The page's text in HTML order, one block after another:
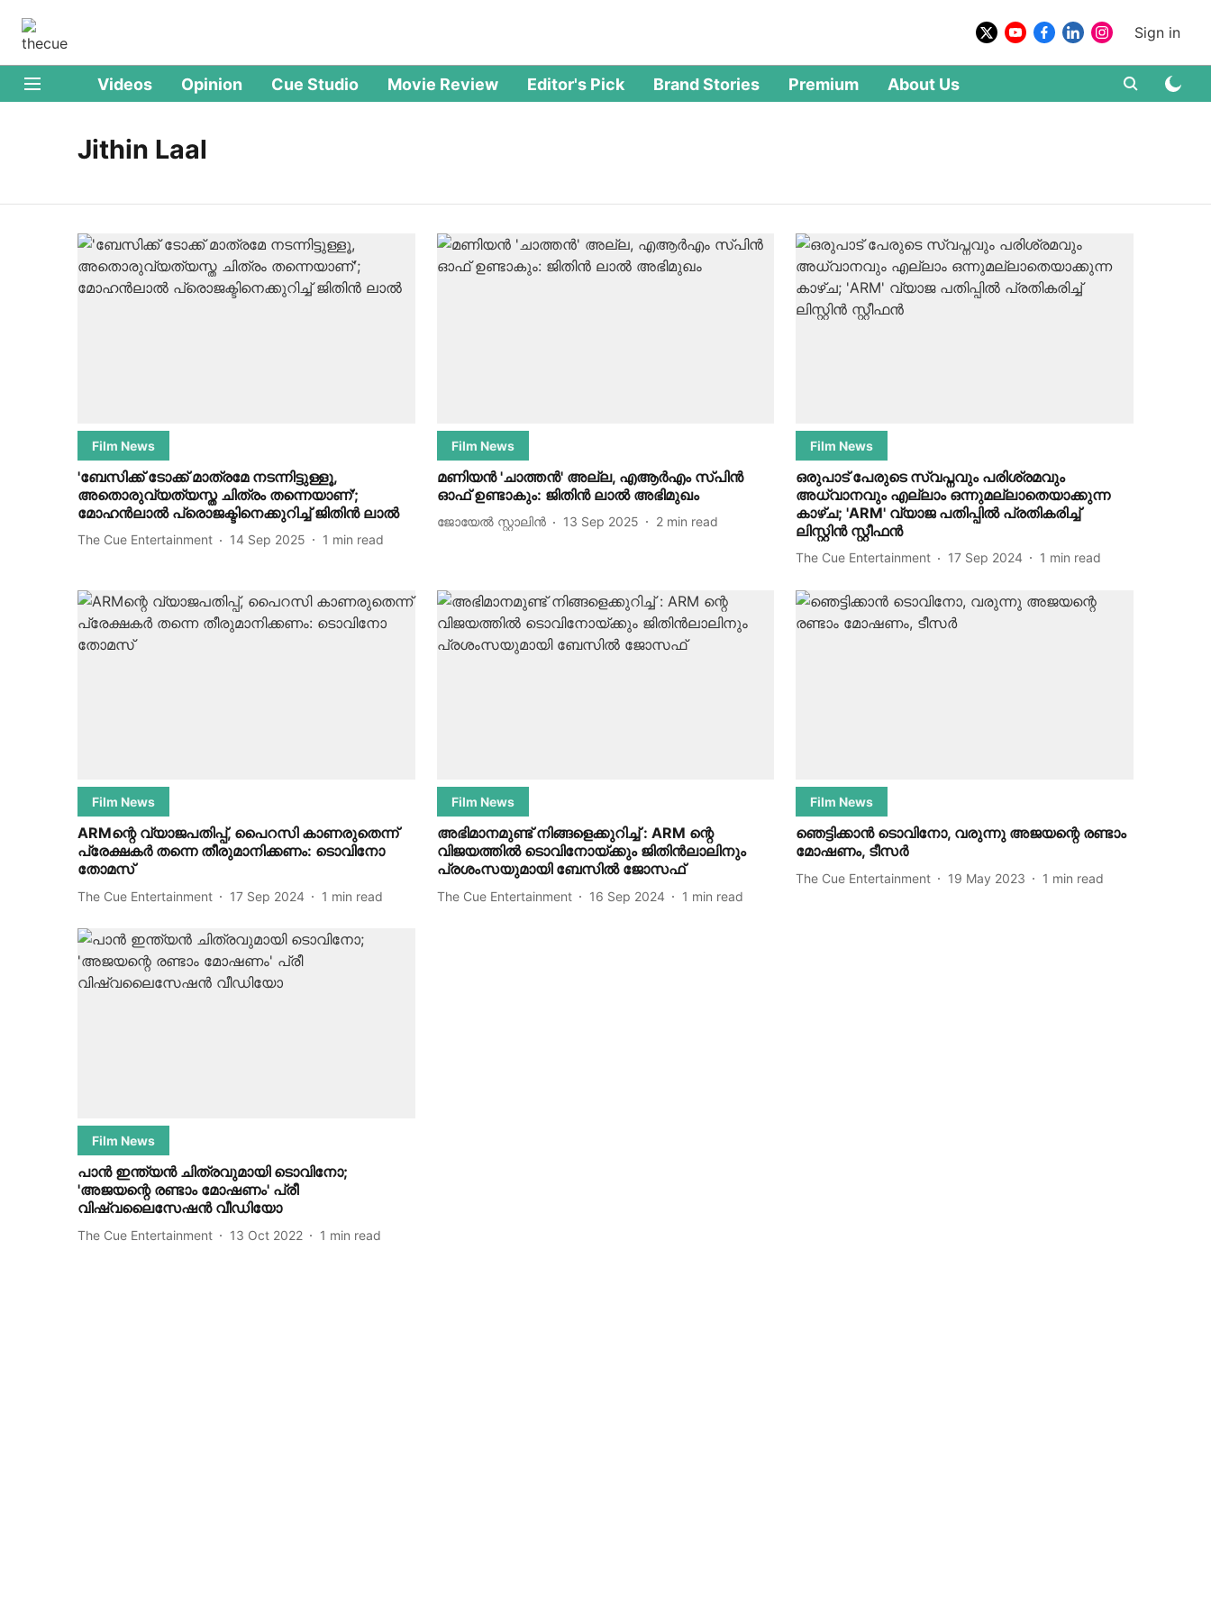
Sign in
Videos Opinion Cue Studio Movie Review Editor's Pick Brand Stories Premium About Us
Jithin Laal
Film News
'ബേസിക്ക് ടോക്ക് മാത്രമേ നടന്നിട്ടുള്ളൂ,
അതൊരുവ്യത്യസ്ത ചിത്രം തന്നെയാണ്';
മോഹൻലാൽ പ്രൊജക്ടിനെക്കുറിച്ച് ജിതിൻ ലാൽ
The Cue Entertainment 14 Sep 2025 1 min read
Film News
മണിയൻ 'ചാത്തൻ' അല്ല, എആർഎം സ്പിൻ
ഓഫ് ഉണ്ടാകും: ജിതിൻ ലാൽ അഭിമുഖം
ജോയേൽ സ്റ്റാലിൻ 13 Sep 2025 2 min read
Film News
ഒരുപാട് പേരുടെ സ്വപ്നവും പരിശ്രമവും
അധ്വാനവും എല്ലാം ഒന്നുമല്ലാതെയാക്കുന്ന
കാഴ്ച; 'ARM' വ്യാജ പതിപ്പിൽ പ്രതികരിച്ച്
ലിസ്റ്റിൻ‌ സ്റ്റീഫൻ
The Cue Entertainment 17 Sep 2024 1 min read
Film News
ARMന്റെ വ്യാജപതിപ്പ്, പൈറസി കാണരുതെന്ന്
പ്രേക്ഷകര്‍ തന്നെ തീരുമാനിക്കണം: ടൊവിനോ
തോമസ്
The Cue Entertainment 17 Sep 2024 1 min read
Film News
അഭിമാനമുണ്ട് നിങ്ങളെക്കുറിച്ച് : ARM ന്റെ
വിജയത്തിൽ ടൊവിനോയ്ക്കും ജിതിൻലാലിനും
പ്രശംസയുമായി ബേസിൽ ജോസഫ്
The Cue Entertainment 16 Sep 2024 1 min read
Film News
ഞെട്ടിക്കാന്‍ ടൊവിനോ, വരുന്നു അജയന്റെ രണ്ടാം
മോഷണം, ടീസര്‍
The Cue Entertainment 19 May 2023 1 min read
Film News
പാന്‍ ഇന്ത്യന്‍ ചിത്രവുമായി ടൊവിനോ;
'അജയന്റെ രണ്ടാം മോഷണം' പ്രീ
വിഷ്വലൈസേഷന്‍ വീഡിയോ
The Cue Entertainment 13 Oct 2022 1 min read